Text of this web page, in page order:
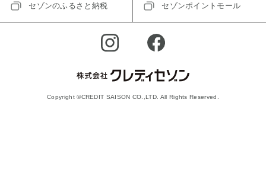
セゾンのふるさと納税 セゾンポイントモール
Copyright ©CREDIT SAISON CO.,LTD. All Rights Reserved.